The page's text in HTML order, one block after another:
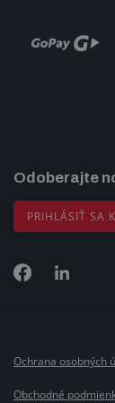
Odoberajte
PRIHLÁSIŤ SA
Ochrana osobných
Obchodné